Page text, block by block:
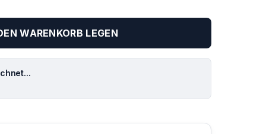
WARENKORB LEGEN